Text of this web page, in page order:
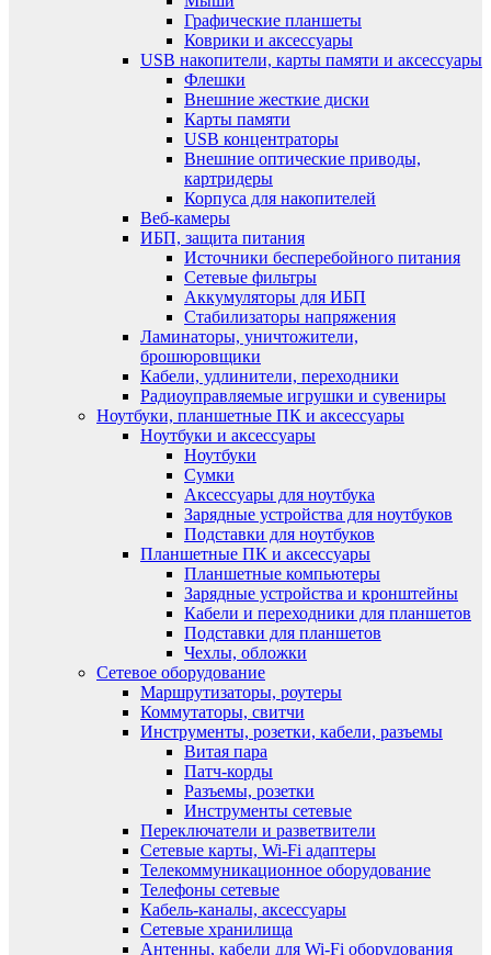
Графические планшеты
Коврики и аксессуары
USB накопители, карты памяти и аксессуары
Флешки
Внешние жесткие диски
Карты памяти
USB концентраторы
Внешние оптические приводы,
картридеры
Корпуса для накопителей
Веб-камеры
ИБП, защита питания
Источники бесперебойного питания
Сетевые фильтры
Аккумуляторы для ИБП
Стабилизаторы напряжения
Ламинаторы, уничтожители,
брошюровщики
Кабели, удлинители, переходники
Радиоуправляемые игрушки и сувениры
Ноутбуки, планшетные ПК и аксессуары
Ноутбуки и аксессуары
Ноутбуки
Сумки
Аксессуары для ноутбука
Зарядные устройства для ноутбуков
Подставки для ноутбуков
Планшетные ПК и аксессуары
Планшетные компьютеры
Зарядные устройства и кронштейны
Кабели и переходники для планшетов
Подставки для планшетов
Чехлы, обложки
Сетевое оборудование
Маршрутизаторы, роутеры
Коммутаторы, свитчи
Инструменты, розетки, кабели, разъемы
Витая пара
Патч-корды
Разъемы, розетки
Инструменты сетевые
Переключатели и разветвители
Сетевые карты, Wi-Fi адаптеры
Телекоммуникационное оборудование
Телефоны сетевые
Кабель-каналы, аксессуары
Сетевые хранилища
Антенны, кабели для Wi-Fi оборудования